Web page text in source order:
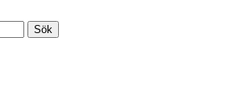
Sök